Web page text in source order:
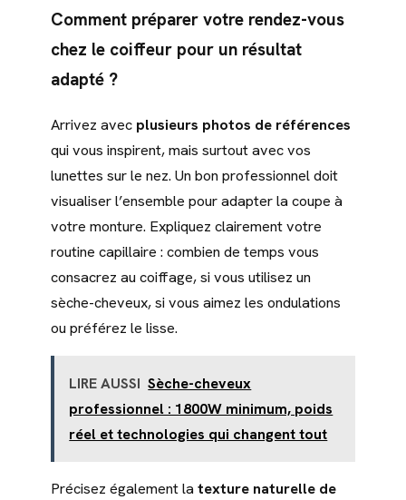
Comment préparer votre rendez-vous
chez le coiffeur pour un résultat
adapté ?
Arrivez avec plusieurs photos de références
qui vous inspirent, mais surtout avec vos
lunettes sur le nez. Un bon professionnel doit
visualiser l’ensemble pour adapter la coupe à
votre monture. Expliquez clairement votre
routine capillaire : combien de temps vous
consacrez au coiffage, si vous utilisez un
sèche-cheveux, si vous aimez les ondulations
ou préférez le lisse.
LIRE AUSSI Sèche-cheveux
professionnel : 1800W minimum, poids
réel et technologies qui changent tout
Précisez également la texture naturelle de